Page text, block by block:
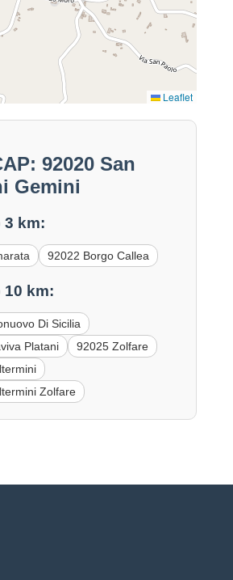
Leaflet
92020 San
Gemini
3 km:
92022 Borgo Callea
10 km:
Di Sicilia
Platani
92025 Zolfare
Zolfare